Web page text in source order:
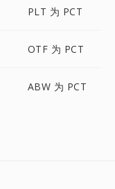
PLT 为 PCT
OTF 为 PCT
ABW 为 PCT